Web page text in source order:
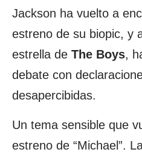
Jackson ha vuelto a
estreno de su biopic, y
estrella de The Boys,
debate con
desapercibidas.
Un tema sensible que
estreno de “Michael”.